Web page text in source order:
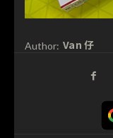
Author: Van 仔